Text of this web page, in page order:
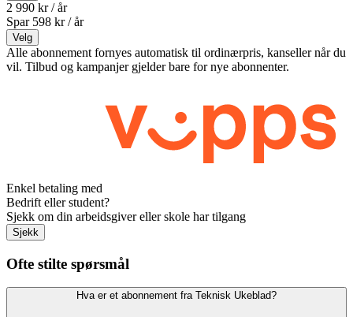
2 990 kr / år
Spar 598 kr /år
Velg
Alle abonnement fornyes automatisk til ordinærpris, kanseller når du
vil. Tilbud og kampanjer gjelder bare for nye abonnenter.
Enkel betaling med
Bedrift eller student?
Sjekk om din arbeidsgiver eller skole har tilgang
Sjekk
Ofte stilte spørsmål
Hva er et abonnement fra Teknisk Ukeblad?